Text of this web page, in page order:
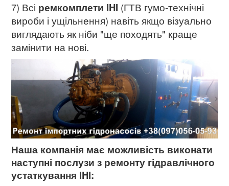
7) Всі ремкомплети IHI (ГТВ гумо-технічні
вироби і ущільнення) навіть якщо візуально
виглядають як ніби "ще походять" краще
замінити на нові.
Наша компанія має можливість виконати
наступні послузи з ремонту гідравлічного
устаткування IHI: